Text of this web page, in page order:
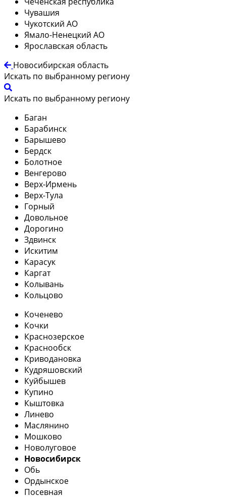
Чувашия
Чукотский АО
Ямало-Ненецкий АО
Ярославская область
Новосибирская область
Искать по выбранному региону
Искать по выбранному региону
Баган
Барабинск
Барышево
Бердск
Болотное
Венгерово
Верх-Ирмень
Верх-Тула
Горный
Довольное
Дорогино
Здвинск
Искитим
Карасук
Каргат
Колывань
Кольцово
Коченево
Кочки
Краснозерское
Краснообск
Криводановка
Кудряшовский
Куйбышев
Купино
Кыштовка
Линево
Маслянино
Мошково
Новолуговое
Новосибирск
Обь
Ордынское
Посевная